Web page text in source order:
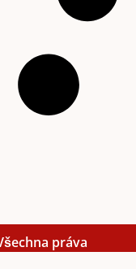
práva